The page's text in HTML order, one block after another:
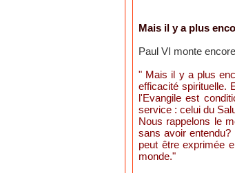
Mais il y a plus
Paul VI monte
" Mais il y a plus
efficacité spirituelle.
l'Evangile est
service : celui du
Nous rappelons le
sans avoir
peut être exprimée
monde."